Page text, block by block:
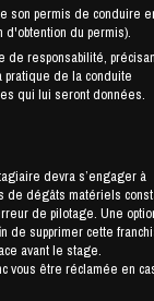
son permis de conduire
du permis).
de responsabilité,
de la conduite
qui lui seront données.
devra s’engager à
de dégâts matériels
de pilotage. Une
de supprimer cette
avant le stage.
vous être réclamée en